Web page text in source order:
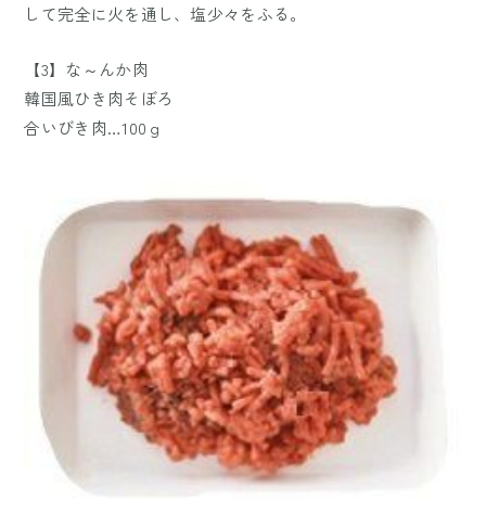
して完全に火を通し、塩少々をふる。
【3】な～んか肉
韓国風ひき肉そぼろ
合いびき肉…100ｇ